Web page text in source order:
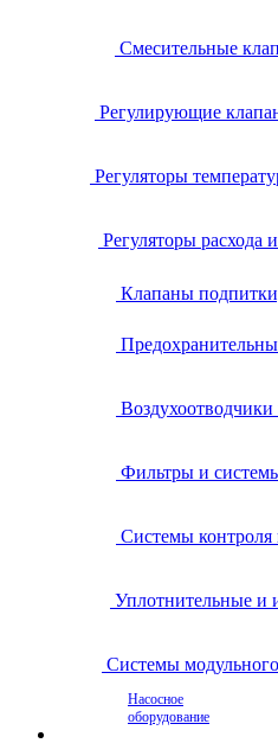
Смесительные
Регулирующие
Регуляторы
Регуляторы расхода
Клапаны
Воздухоотводчики
Фильтры и
Системы контроля
Уплотнительные и
Системы
Насосное
оборудование